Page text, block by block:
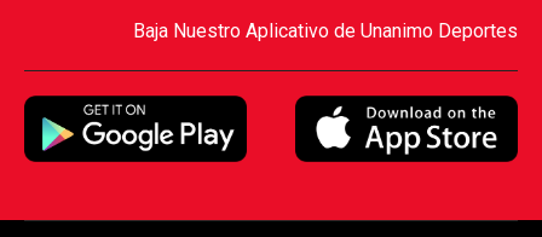
Baja Nuestro Aplicativo de Unanimo Deportes